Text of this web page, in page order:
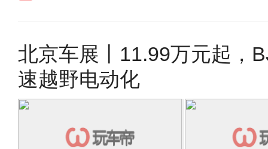
北京车展丨11.99万元起，
速越野电动化